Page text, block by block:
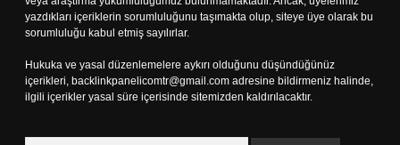
yazdıkları içeriklerin sorumluluğunu taşımakta olup, siteye üye olarak bu
sorumluluğu kabul etmiş sayılırlar.
Hukuka ve yasal düzenlemelere aykırı olduğunu düşündüğünüz
içerikleri, backlinkpanelicomtr@gmail.com adresine bildirmeniz halinde,
ilgili içerikler yasal süre içerisinde sitemizden kaldırılacaktır.